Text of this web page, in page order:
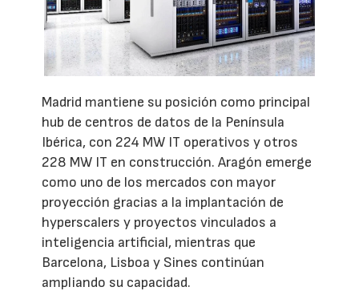
Madrid mantiene su posición como principal
hub de centros de datos de la Península
Ibérica, con 224 MW IT operativos y otros
228 MW IT en construcción. Aragón emerge
como uno de los mercados con mayor
proyección gracias a la implantación de
hyperscalers y proyectos vinculados a
inteligencia artificial, mientras que
Barcelona, Lisboa y Sines continúan
ampliando su capacidad.